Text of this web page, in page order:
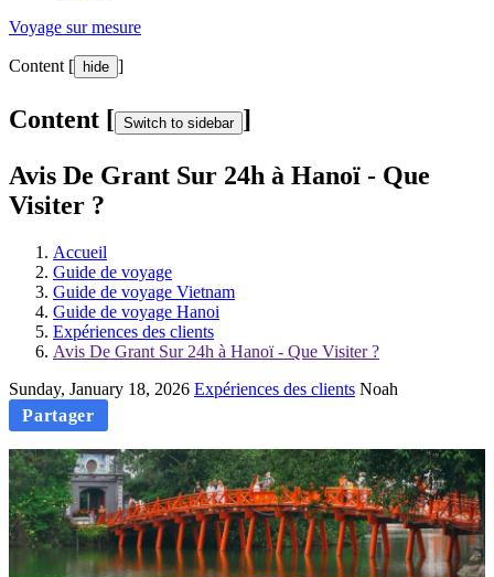
Voyage sur mesure
Content [ hide ]
Content [ Switch to sidebar ]
Avis De Grant Sur 24h à Hanoï - Que
Visiter ?
Accueil
Guide de voyage
Guide de voyage Vietnam
Guide de voyage Hanoi
Expériences des clients
Avis De Grant Sur 24h à Hanoï - Que Visiter ?
Sunday, January 18, 2026 Expériences des clients Noah
Partager